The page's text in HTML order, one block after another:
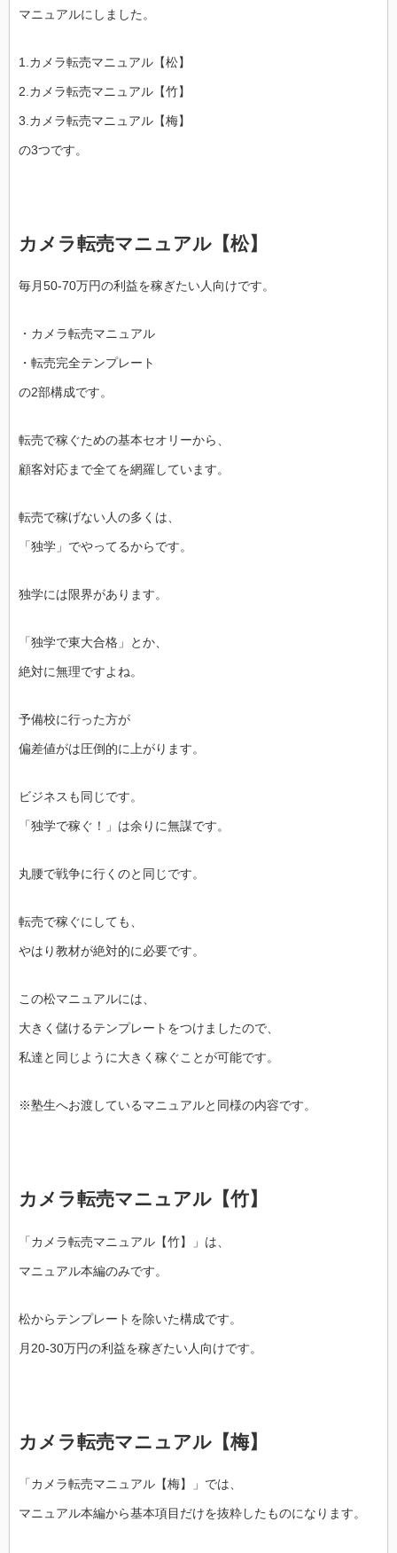
マニュアルにしました。
1.カメラ転売マニュアル【松】
2.カメラ転売マニュアル【竹】
3.カメラ転売マニュアル【梅】
の3つです。
カメラ転売マニュアル【松】
毎月50-70万円の利益を稼ぎたい人向けです。
・カメラ転売マニュアル
・転売完全テンプレート
の2部構成です。
転売で稼ぐための基本セオリーから、
顧客対応まで全てを網羅しています。
転売で稼げない人の多くは、
「独学」でやってるからです。
独学には限界があります。
「独学で東大合格」とか、
絶対に無理ですよね。
予備校に行った方が
偏差値がは圧倒的に上がります。
ビジネスも同じです。
「独学で稼ぐ！」は余りに無謀です。
丸腰で戦争に行くのと同じです。
転売で稼ぐにしても、
やはり教材が絶対的に必要です。
この松マニュアルには、
大きく儲けるテンプレートをつけましたので、
私達と同じように大きく稼ぐことが可能です。
※塾生へお渡しているマニュアルと同様の内容です。
カメラ転売マニュアル【竹】
「カメラ転売マニュアル【竹】」は、
マニュアル本編のみです。
松からテンプレートを除いた構成です。
月20-30万円の利益を稼ぎたい人向けです。
カメラ転売マニュアル【梅】
「カメラ転売マニュアル【梅】」では、
マニュアル本編から基本項目だけを抜粋したものになります。